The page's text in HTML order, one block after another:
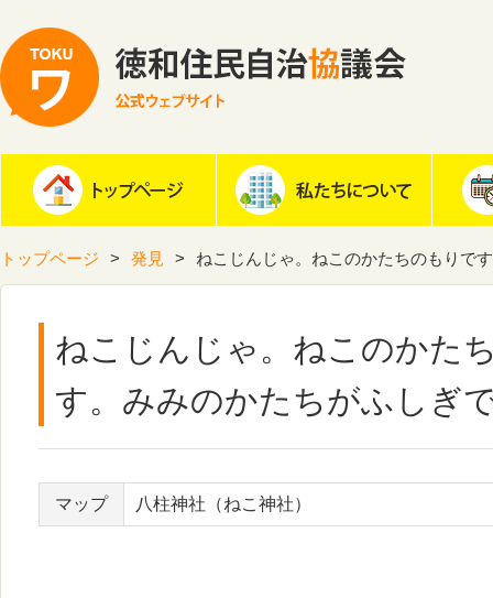
トップページ 発見 ねこじんじゃ。ねこのかたちのもりで
ねこじんじゃ。ねこのかた
す。みみのかたちがふしぎ
マップ 八柱神社（ねこ神社）